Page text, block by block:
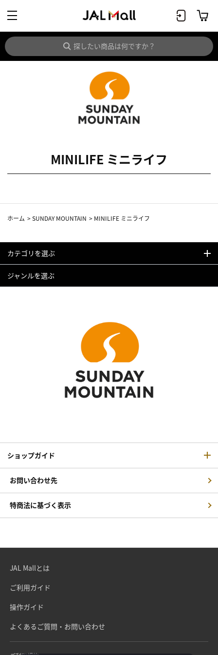
MINILIFE ミニライフ
ホーム >SUNDAY MOUNTAIN > MINILIFE ミニライフ
カテゴリを選ぶ
ジャンルを選ぶ
ショップガイド
お問い合わせ先
特商法に基づく表示
JAL Mallとは
ご利用ガイド
操作ガイド
よくあるご質問・お問い合わせ